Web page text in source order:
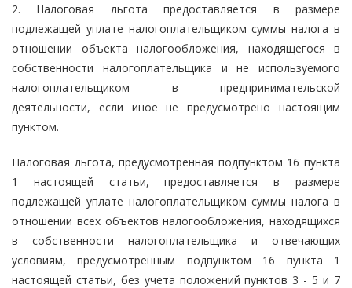
2. Налоговая льгота предоставляется в размере
подлежащей уплате налогоплательщиком суммы налога в
отношении объекта налогообложения, находящегося в
собственности налогоплательщика и не используемого
налогоплательщиком в предпринимательской
деятельности, если иное не предусмотрено настоящим
пунктом.
Налоговая льгота, предусмотренная подпунктом 16 пункта
1 настоящей статьи, предоставляется в размере
подлежащей уплате налогоплательщиком суммы налога в
отношении всех объектов налогообложения, находящихся
в собственности налогоплательщика и отвечающих
условиям, предусмотренным подпунктом 16 пункта 1
настоящей статьи, без учета положений пунктов 3 - 5 и 7